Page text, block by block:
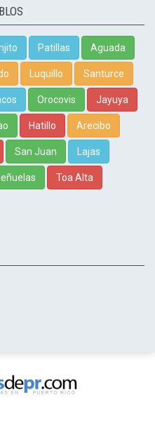
Patillas Aguada
Luquillo Santurce
Orocovis Jayuya
Hatillo Arecibo
San Juan Lajas
Toa Alta